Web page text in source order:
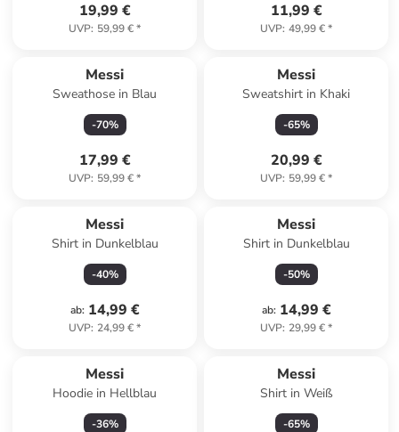
19,99 €
UVP: 59,99 €*
11,99 €
UVP: 49,99 €*
Messi
Sweathose in Blau
-70%
17,99 €
UVP: 59,99 €*
Messi
Sweatshirt in Khaki
-65%
20,99 €
UVP: 59,99 €*
Messi
Shirt in Dunkelblau
-40%
ab: 14,99 €
UVP: 24,99 €*
Messi
Shirt in Dunkelblau
-50%
ab: 14,99 €
UVP: 29,99 €*
Messi
Hoodie in Hellblau
-36%
Messi
Shirt in Weiß
-65%